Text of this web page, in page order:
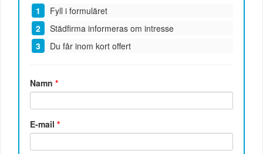
Fyll i formuläret
Städfirma informeras om intresse
Du får inom kort offert
Namn*
E-mail*